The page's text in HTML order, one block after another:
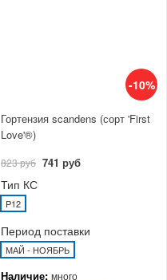
-10%
Гортензия scandens (сорт 'First
Love'®)
823 руб 741 руб
Тип КС
P12
Период поставки
МАЙ - НОЯБРЬ
Наличие: много